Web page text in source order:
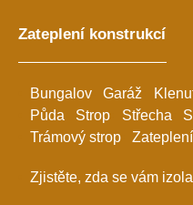
Zateplení konstrukcí
Bungalov Garáž
Půda
Strop Střecha
Trámový strop
Zjistěte, zda se vám